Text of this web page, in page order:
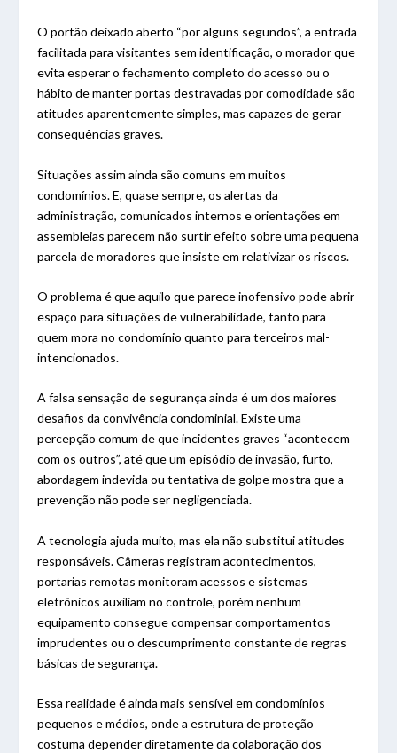
O portão deixado aberto “por alguns segundos”, a entrada
facilitada para visitantes sem identificação, o morador que
evita esperar o fechamento completo do acesso ou o
hábito de manter portas destravadas por comodidade são
atitudes aparentemente simples, mas capazes de gerar
consequências graves.
Situações assim ainda são comuns em muitos
condomínios. E, quase sempre, os alertas da
administração, comunicados internos e orientações em
assembleias parecem não surtir efeito sobre uma pequena
parcela de moradores que insiste em relativizar os riscos.
O problema é que aquilo que parece inofensivo pode abrir
espaço para situações de vulnerabilidade, tanto para
quem mora no condomínio quanto para terceiros mal-
intencionados.
A falsa sensação de segurança ainda é um dos maiores
desafios da convivência condominial. Existe uma
percepção comum de que incidentes graves “acontecem
com os outros”, até que um episódio de invasão, furto,
abordagem indevida ou tentativa de golpe mostra que a
prevenção não pode ser negligenciada.
A tecnologia ajuda muito, mas ela não substitui atitudes
responsáveis. Câmeras registram acontecimentos,
portarias remotas monitoram acessos e sistemas
eletrônicos auxiliam no controle, porém nenhum
equipamento consegue compensar comportamentos
imprudentes ou o descumprimento constante de regras
básicas de segurança.
Essa realidade é ainda mais sensível em condomínios
pequenos e médios, onde a estrutura de proteção
costuma depender diretamente da colaboração dos